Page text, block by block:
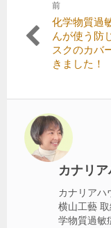
稿
ゲ
ー
シ
ョ
前
前
の
記
事:
化学物質過
んが使う防
スクのカバ
きました！
カナリ
カナリアハ
横山工藝
学物質過敏